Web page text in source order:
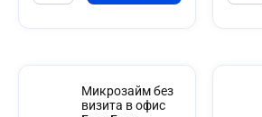
Микрозайм без
визита в офис